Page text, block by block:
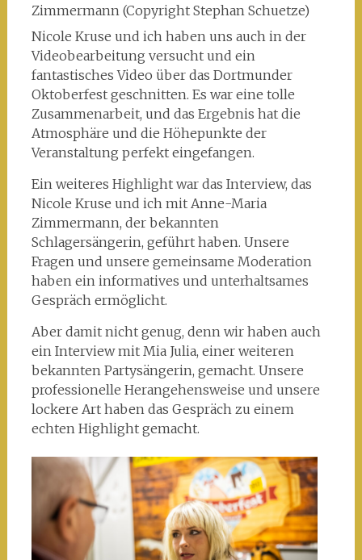
Zimmermann (Copyright Stephan Schuetze)
Nicole Kruse und ich haben uns auch in der
Videobearbeitung versucht und ein
fantastisches Video über das Dortmunder
Oktoberfest geschnitten. Es war eine tolle
Zusammenarbeit, und das Ergebnis hat die
Atmosphäre und die Höhepunkte der
Veranstaltung perfekt eingefangen.
Ein weiteres Highlight war das Interview, das
Nicole Kruse und ich mit Anne-Maria
Zimmermann, der bekannten
Schlagersängerin, geführt haben. Unsere
Fragen und unsere gemeinsame Moderation
haben ein informatives und unterhaltsames
Gespräch ermöglicht.
Aber damit nicht genug, denn wir haben auch
ein Interview mit Mia Julia, einer weiteren
bekannten Partysängerin, gemacht. Unsere
professionelle Herangehensweise und unsere
lockere Art haben das Gespräch zu einem
echten Highlight gemacht.